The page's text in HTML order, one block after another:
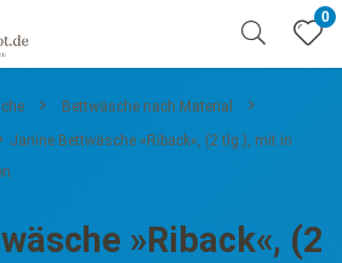
0
Bettwäsche nach Material
Janine Bettwäsche »Riback«, (2 tlg.), mit in
»Riback«, (2